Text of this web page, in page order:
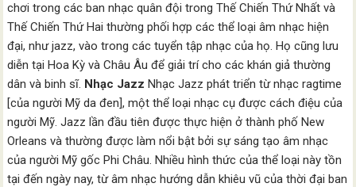
chơi trong các ban nhạc quân đội trong Thế Chiến Thứ Nhất và
Thế Chiến Thứ Hai thường phối hợp các thể loại âm nhạc hiện
đại, như jazz, vào trong các tuyển tập nhạc của họ. Họ cũng lưu
diễn tại Hoa Kỳ và Châu Âu để giải trí cho các khán giả thường
dân và binh sĩ. Nhạc Jazz Nhạc Jazz phát triển từ nhạc ragtime
[của người Mỹ da đen], một thể loại nhạc cụ được cách điệu của
người Mỹ. Jazz lần đầu tiên được thực hiện ở thành phố New
Orleans và thường được làm nổi bật bởi sự sáng tạo âm nhạc
của người Mỹ gốc Phi Châu. Nhiều hình thức của thể loại này tồn
tại đến ngày nay, từ âm nhạc hướng dẫn khiêu vũ của thời đại ban